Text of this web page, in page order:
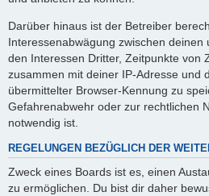
Darüber hinaus ist der Betreiber
Interessenabwägung zwischen
den Interessen Dritter, Zeitpunkte von
zusammen mit deiner IP-Adresse und
übermittelter Browser-Kennung zu
Gefahrenabwehr oder zur rechtlichen
notwendig ist.
REGELUNGEN BEZÜGLICH DER
Zweck eines Boards ist es, einen
zu ermöglichen. Du bist dir daher